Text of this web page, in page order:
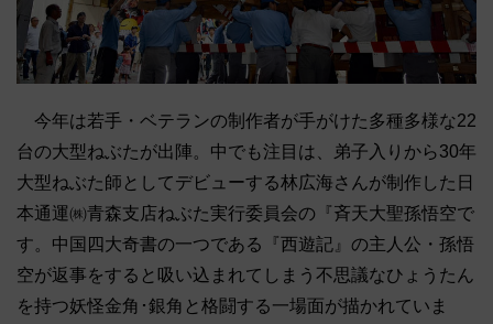
今年は若手・ベテランの制作者が手がけた多種多様な22
台の大型ねぶたが出陣。中でも注目は、弟子入りから30年
大型ねぶた師としてデビューする林広海さんが制作した日
本通運㈱青森支店ねぶた実行委員会の『斉天大聖孫悟空で
す。中国四大奇書の一つである『西遊記』の主人公・孫悟
空が返事をすると吸い込まれてしまう不思議なひょうたん
を持つ妖怪金角･銀角と格闘する一場面が描かれていま